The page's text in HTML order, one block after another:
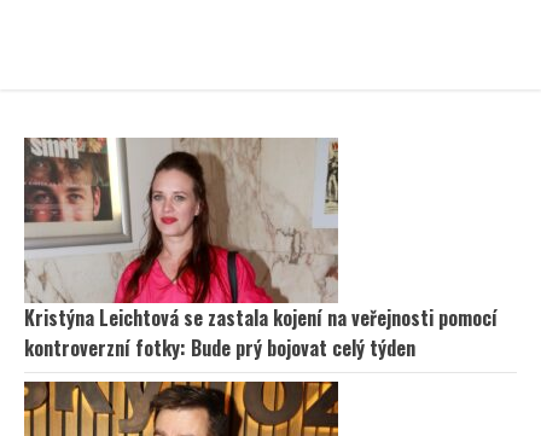
Kristýna Leichtová se zastala kojení na veřejnosti pomocí
kontroverzní fotky: Bude prý bojovat celý týden